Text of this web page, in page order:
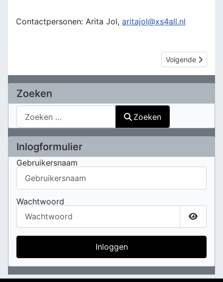
Contactpersonen: Arita Jol, aritajol@xs4all.nl
Volgende
Volgende
Zoeken
Zoeken
Zoeken
Inlogformulier
Gebruikersnaam
Wachtwoord
Toon
Inloggen